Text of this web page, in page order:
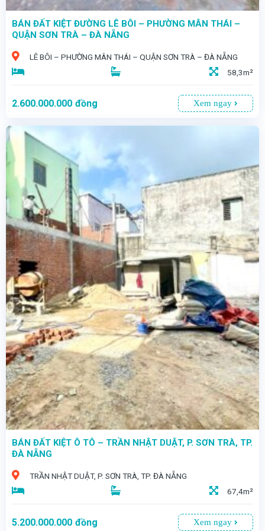
BÁN ĐẤT KIỆT ĐƯỜNG LÊ BÔI – PHƯỜNG MÂN THÁI –
QUẬN SƠN TRÀ – ĐÀ NẴNG
LÊ BÔI – PHƯỜNG MÂN THÁI – QUẬN SƠN TRÀ – ĐÀ NẴNG
58,3m²
2.600.000.000 đồng Xem ngay
BÁN ĐẤT KIỆT Ô TÔ – TRẦN NHẬT DUẬT, P. SƠN TRÀ, TP.
ĐÀ NẴNG
TRẦN NHẬT DUẬT, P. SƠN TRÀ, TP. ĐÀ NẴNG
67,4m²
5.200.000.000 đồng Xem ngay